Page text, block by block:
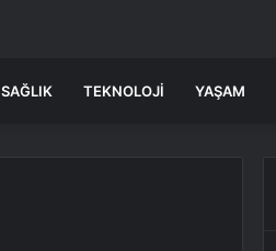
SAĞLIK TEKNOLOJI YAŞAM